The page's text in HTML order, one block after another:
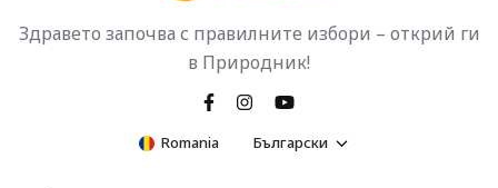
Здравето започва с правилните избори – открий ги
в Природник!
Romania Български